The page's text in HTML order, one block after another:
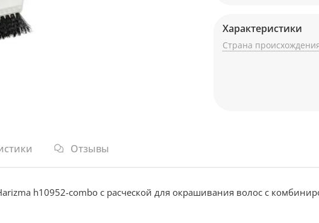
Характеристики
Страна
Отзывы
h10952-combo с расческой для окрашивания волос с